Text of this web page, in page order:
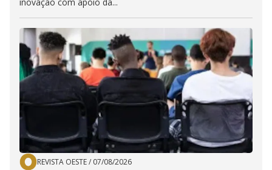
REVISTA OESTE/ 07/08/2026